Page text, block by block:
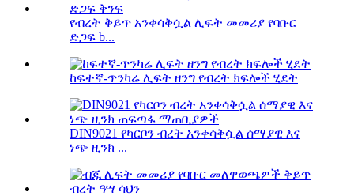
የብረት ቅይጥ አንቀሳቅሷል ሊፍት መመሪያ የባቡር
ድጋፍ b...
ከፍተኛ-ጥንካሬ ሊፍት ዘንግ የብረት ክፍሎች ሂደት
DIN9021 የካርቦን ብረት አንቀሳቅሷል ሰማያዊ እና
ነጭ ዚንክ ...